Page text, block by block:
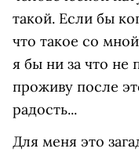
такой. Если бы
что такое со
я бы ни за что не
проживу после
радость...
Для меня это